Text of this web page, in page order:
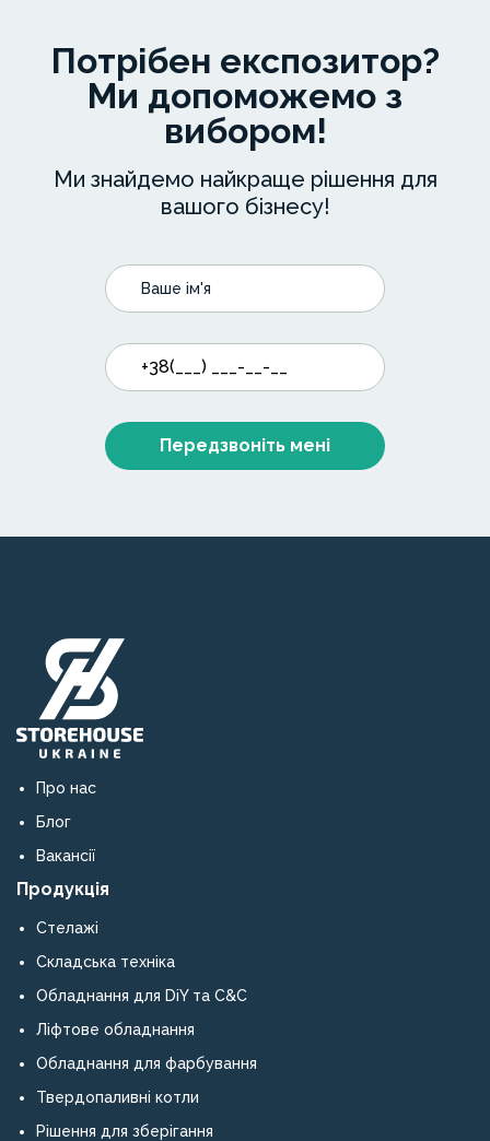
якісне
виготовлення
та
обрамлення
ліфтових
порталів.
Поставлена
повністю
відповідає
світовим
якості.
Рекомендуємо
кваліфікованого
постачальника
та
Потрібен експозитор?
Ми допоможемо з
вибором!
Ми знайдемо найкраще рішення для
вашого бізнесу!
Передзвоніть мені
Про нас
Блог
Вакансії
Продукція
Стелажі
Складська техніка
Обладнання для DiY та C&C
Ліфтове обладнання
Обладнання для фарбування
Твердопаливні котли
Рішення для зберігання